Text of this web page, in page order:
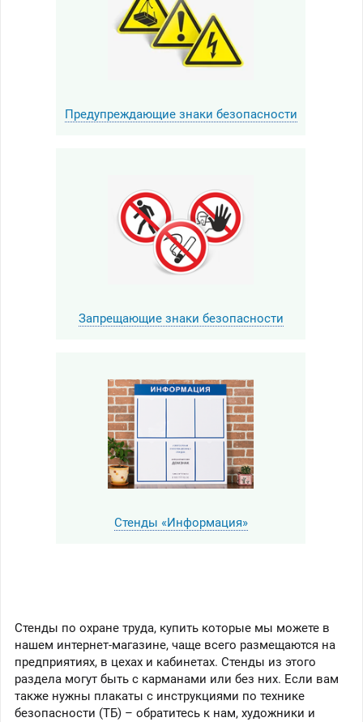
Предупреждающие знаки безопасности
Запрещающие знаки безопасности
Стенды «Информация»
Стенды по охране труда, купить которые мы можете в
нашем интернет-магазине, чаще всего размещаются на
предприятиях, в цехах и кабинетах. Стенды из этого
раздела могут быть с карманами или без них. Если вам
также нужны плакаты с инструкциями по технике
безопасности (ТБ) – обратитесь к нам, художники и